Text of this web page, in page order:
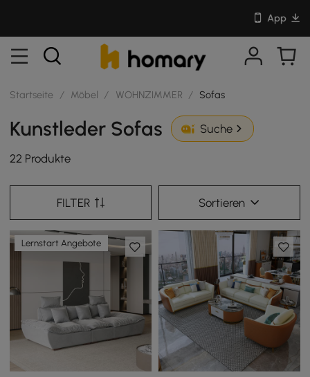
App
Startseite / Möbel / WOHNZIMMER / Sofas
Kunstleder Sofas Suche
22 Produkte
FILTER Sortieren
Lernstart Angebote